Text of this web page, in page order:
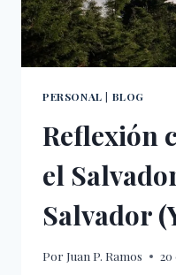
PERSONAL | BLOG
Reflexión
el
Salvador
Por Juan P. Ramos 20